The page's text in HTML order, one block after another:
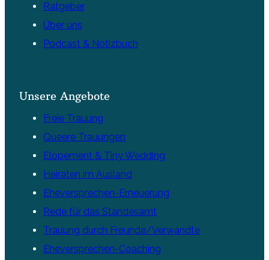
Ratgeber
Über uns
Podcast & Notizbuch
Unsere Angebote
Freie Trauung
Queere Trauungen
Elopement & Tiny Wedding
Heiraten im Ausland
Eheversprechen-Erneuerung
Rede für das Standesamt
Trauung durch Freunde/Verwandte
Eheversprechen-Coaching